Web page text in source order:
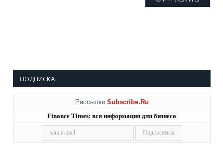
ПОДПИСКА
Рассылки Subscribe.Ru
Finance Times: вся информация для бизнеса